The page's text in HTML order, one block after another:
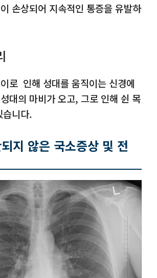
손상되어 지속적인 통증을 유발하
로 인해 성대를 움직이는 신경에
대의 마비가 오고, 그로 인해 쉰 목
습니다.
지 않은 국소증상 및 전